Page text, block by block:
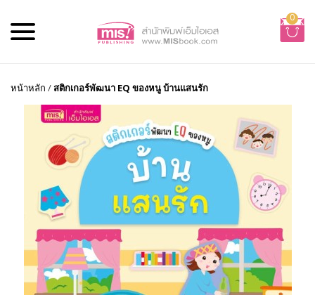
0
หน้าหลัก /สติกเกอร์พัฒนา EQ ของหนู บ้านแสนรัก